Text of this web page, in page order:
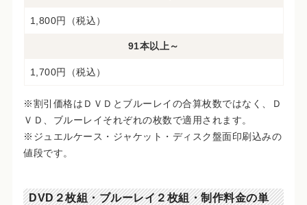
1,800円（税込）
91本以上～
1,700円（税込）
※割引価格はＤＶＤとブルーレイの合算枚数ではなく、Ｄ
ＶＤ、ブルーレイそれぞれの枚数で適用されます。
※ジュエルケース・ジャケット・ディスク盤面印刷込みの
値段です。
DVD２枚組・ブルーレイ２枚組・制作料金の単